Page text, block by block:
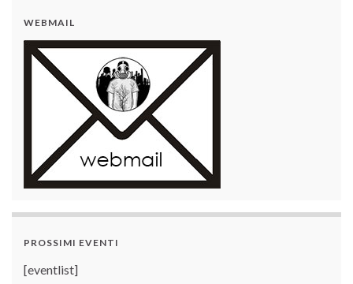
WEBMAIL
PROSSIMI EVENTI
[eventlist]